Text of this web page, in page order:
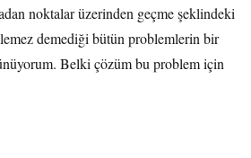
noktalar üzerinden geçme şeklindeki
demediği bütün problemlerin bir
Belki çözüm bu problem için